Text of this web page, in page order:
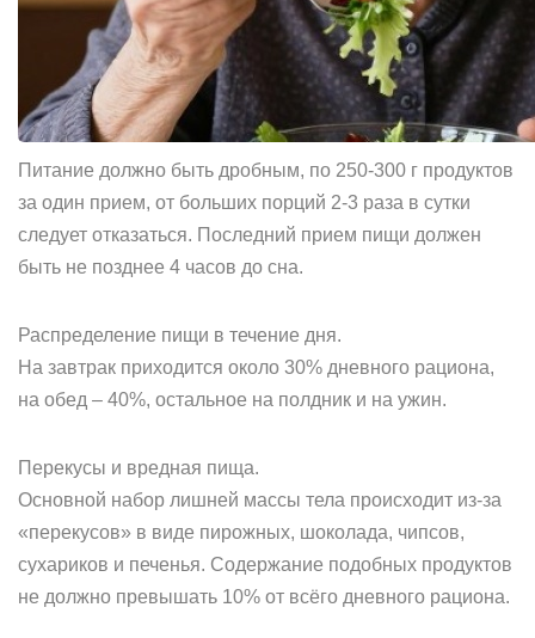
Питание должно быть дробным, по 250-300 г продуктов
за один прием, от больших порций 2-3 раза в сутки
следует отказаться. Последний прием пищи должен
быть не позднее 4 часов до сна.
Распределение пищи в течение дня.
На завтрак приходится около 30% дневного рациона,
на обед – 40%, остальное на полдник и на ужин.
Перекусы и вредная пища.
Основной набор лишней массы тела происходит из-за
«перекусов» в виде пирожных, шоколада, чипсов,
сухариков и печенья. Содержание подобных продуктов
не должно превышать 10% от всёго дневного рациона.